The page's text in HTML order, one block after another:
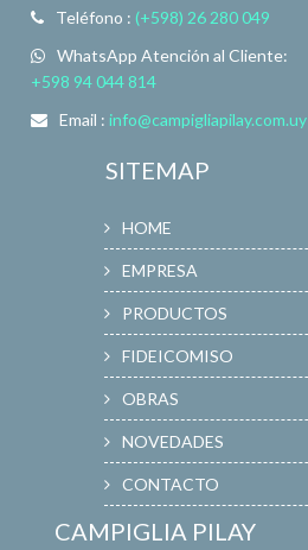
Teléfono : (+598) 26 280 049
WhatsApp Atención al Cliente:
+598 94 044 814
Email :info@campigliapilay.com.uy
SITEMAP
HOME
EMPRESA
PRODUCTOS
FIDEICOMISO
OBRAS
NOVEDADES
CONTACTO
CAMPIGLIA PILAY